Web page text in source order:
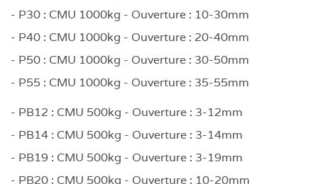
- P30 : CMU 1000kg - Ouverture : 10-30mm
- P40 : CMU 1000kg - Ouverture : 20-40mm
- P50 : CMU 1000kg - Ouverture : 30-50mm
- P55 : CMU 1000kg - Ouverture : 35-55mm
- PB12 : CMU 500kg - Ouverture : 3-12mm
- PB14 : CMU 500kg - Ouverture : 3-14mm
- PB19 : CMU 500kg - Ouverture : 3-19mm
- PB20 : CMU 500kg - Ouverture : 10-20mm